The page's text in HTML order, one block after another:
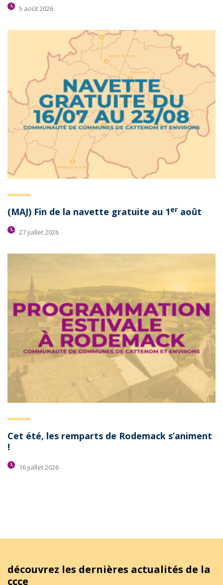
5 août 2026
(MAJ) Fin de la navette gratuite au 1er août
27 juillet 2026
Cet été, les remparts de Rodemack s’animent
!
16 juillet 2026
découvrez les dernières actualités de la
ccce